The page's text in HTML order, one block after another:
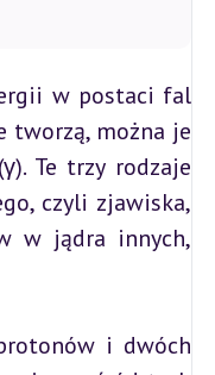
w postaci fal
tworzą, można je
Te trzy rodzaje
czyli zjawiska,
w jądra innych,
i dwóch